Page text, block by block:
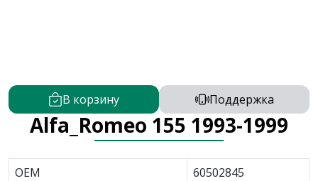
В корзину Поддержка
Alfa_Romeo 155 1993-1999
OEM
60502845